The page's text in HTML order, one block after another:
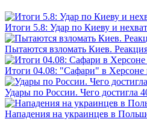
Итоги 5.8: Удар по Киеву и
Пытаются взломать Киев.
Итоги 04.08: "Сафари" в Херсоне
Удары по России. Чего достигла
Нападения на украинцев в